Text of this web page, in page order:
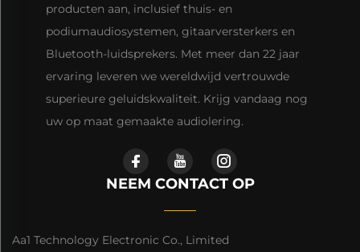
producten aan, inclusief thuis- en
podiumaudiosystemen, gitaarversterkers en
Bluetooth-luidsprekers. Met meer dan 22 jaar
ervaring leveren we wereldwijd vertrouwde
superieure geluidskwaliteit. Krijg vandaag nog
uw op maat gemaakte audiolering.
NEEM CONTACT OP
Aa1 Technology Electronic Co., Limited